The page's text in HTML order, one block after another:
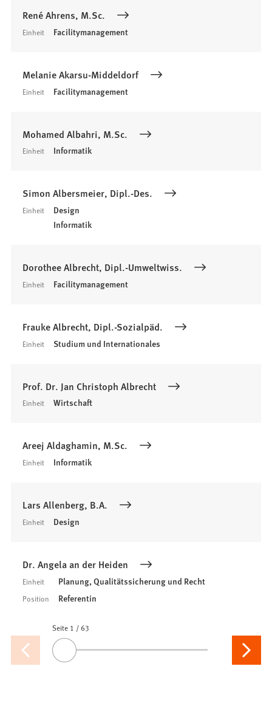
René Ahrens, M.Sc.
Einheit Facilitymanagement
Melanie Akarsu-Middeldorf
Einheit Facilitymanagement
Mohamed Albahri, M.Sc.
Einheit Informatik
Simon Albersmeier, Dipl.-Des.
Einheit
Design
Informatik
Dorothee Albrecht, Dipl.-Umweltwiss.
Einheit Facilitymanagement
Frauke Albrecht, Dipl.-Sozialpäd.
Einheit Studium und Internationales
Prof. Dr. Jan Christoph Albrecht
Einheit Wirtschaft
Areej Aldaghamin, M.Sc.
Einheit Informatik
Lars Allenberg, B.A.
Einheit Design
Dr. Angela an der Heiden
Einheit Planung, Qualitätssicherung und Recht
Position Referentin
Vorherige
Seite
Seite 1 /63
Seiten
Nächste
Seite
Ziehen